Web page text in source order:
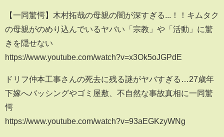
【一同驚愕】木村拓哉の母親の闇が深すぎる...！！キムタク
の母親がのめり込んでいるヤバい「宗教」や「活動」に驚
きを隠せない
https://www.youtube.com/watch?v=x3Ok5oJGPdE
ドリフ仲本工事さんの死去に残る謎がヤバすぎる…27歳年
下嫁へバッシングやゴミ屋敷、不自然な事故真相に一同驚
愕
https://www.youtube.com/watch?v=93aEGKzyWNg